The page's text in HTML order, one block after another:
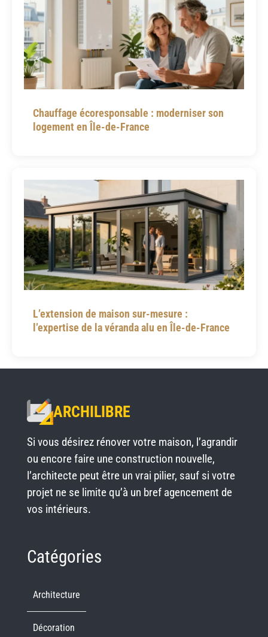
Chauffage écoresponsable : moderniser son
logement en Île-de-France
L’extension de maison sur-mesure :
l’expertise de la véranda alu en Île-de-France
ARCHILIBRE
Si vous désirez rénover votre maison, l’agrandir
ou encore faire une construction nouvelle,
l’architecte peut être un vrai pilier, sauf si votre
projet ne se limite qu’à un bref agencement de
vos intérieurs.
Catégories
Architecture
Décoration